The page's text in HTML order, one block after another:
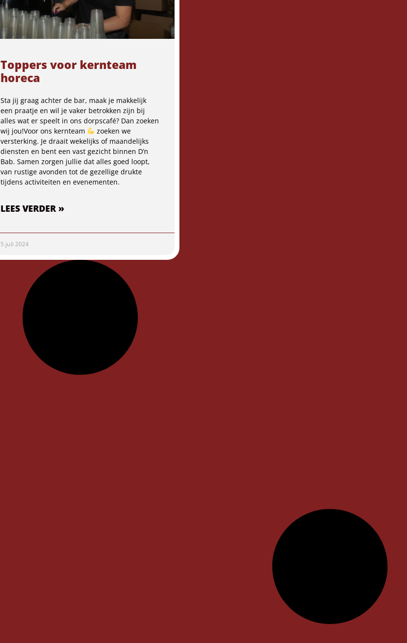
Toppers voor kernteam
horeca
Sta jij graag achter de bar, maak je makkelijk
een praatje en wil je vaker betrokken zijn bij
alles wat er speelt in ons dorpscafé? Dan zoeken
wij jou!Voor ons kernteam
zoeken we
versterking. Je draait wekelijks of maandelijks
diensten en bent een vast gezicht binnen D’n
Bab. Samen zorgen jullie dat alles goed loopt,
van rustige avonden tot de gezellige drukte
tijdens activiteiten en evenementen.
LEES VERDER »
5 juli 2024